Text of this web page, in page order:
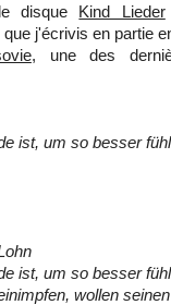
disque Kind Lieder
j'écrivis en partie
, une des
ist, um so besser
ist, um so besser
wollen